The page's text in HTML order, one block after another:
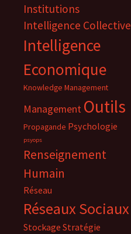
Institutions
Intelligence Collective
Intelligence
Economique
Knowledge Management
Management Outils
Propagande Psychologie
psyops
Renseignement
Humain
Réseau
Réseaux Sociaux
Stockage Stratégie